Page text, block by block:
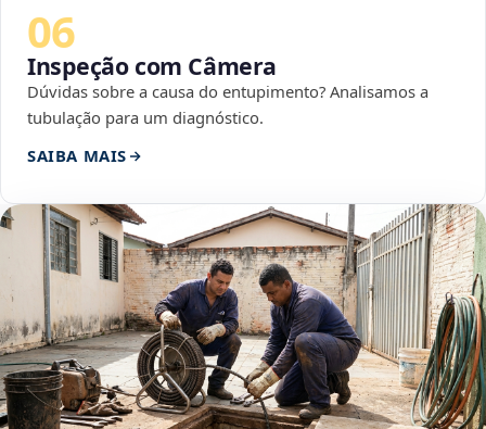
06
Inspeção com Câmera
Dúvidas sobre a causa do entupimento? Analisamos a
tubulação para um diagnóstico.
SAIBA MAIS